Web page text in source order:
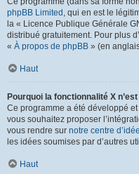
phpBB Limited , qui en est le
la « Licence Publique Générale
distribué gratuitement. Pour plus
« À propos de phpBB » (en
Haut
Pourquoi la fonctionnalité X
Ce programme a été développé
vous souhaitez proposer
vous rendre sur notre centre
les idées soumises par d’autres
Haut